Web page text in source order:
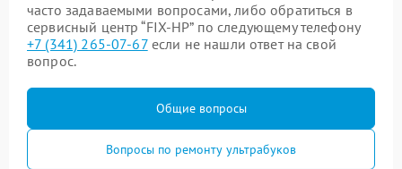
часто задаваемыми вопросами, либо обратиться в
сервисный центр “FIX-HP” по следующему телефону
+7 (341) 265-07-67если не нашли ответ на свой
вопрос.
Общие вопросы
Вопросы по ремонту ультрабуков